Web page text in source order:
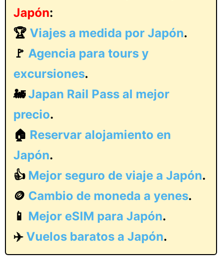
Japón:
🏆 Viajes a medida por Japón.
🚩 Agencia para tours y
excursiones.
🚂Japan Rail Pass al mejor
precio.
🏠 Reservar alojamiento en
Japón.
👍 Mejor seguro de viaje a Japón.
🪙 Cambio de moneda a yenes.
📱 Mejor eSIM para Japón.
✈️ Vuelos baratos a Japón.